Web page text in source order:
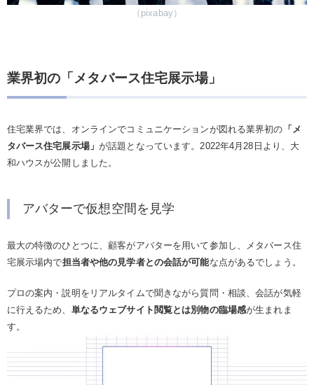
（pixabay）
業界初の「メタバース住宅展示場」
住宅業界では、オンラインでコミュニケーションが図れる業界初の 「メ
タバース住宅展示場」が話題となっています。2022年4月28日より、大
和ハウスが公開しました。
アバターで仮想空間を見学
最大の特徴のひとつに、顧客がアバターを用いて参加し、メタバース住
宅展示場内で担当者や他の見学者との会話が可能な点があるでしょう。
プロの案内・説明をリアルタイムで聞きながら質問・相談、会話が気軽
に行えるため、 単なるウェブサイト閲覧とは別物の臨場感が生まれま
す。